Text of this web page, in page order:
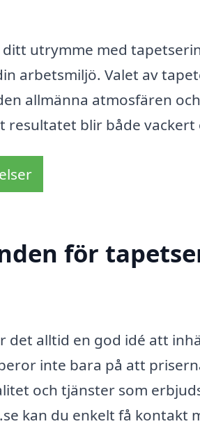
utrymme med
arbetsmiljö. Valet av
allmänna atmosfären
blir både vackert
för
det alltid en god idé att
inte bara på att
och tjänster som
kan du enkelt få kontakt